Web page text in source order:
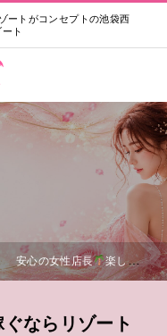
ートがコンセプトの池袋西
ト
安心の女性店長 楽しく稼ぐならリゾート
ならリゾート